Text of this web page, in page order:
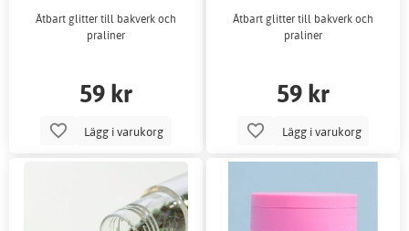
Ätbart glitter till bakverk och
praliner
59 kr
Lägg i varukorg
Ätbart glitter till bakverk och
praliner
59 kr
Lägg i varukorg